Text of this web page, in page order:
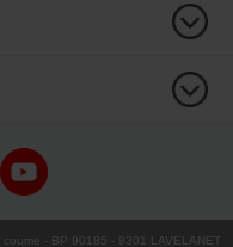
coume - BP 90185 - 9301 LAVELANET